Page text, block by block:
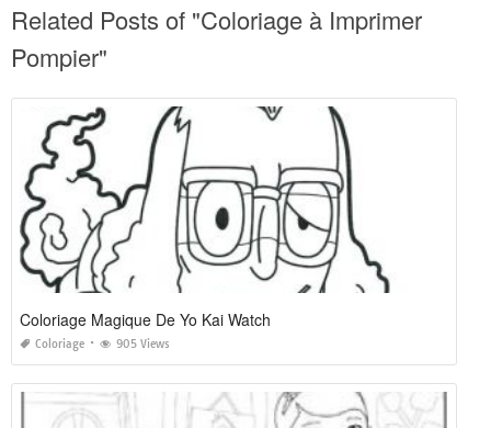
Related Posts of "Coloriage à Imprimer
Pompier"
Coloriage Magique De Yo Kai Watch
Coloriage 905 Views